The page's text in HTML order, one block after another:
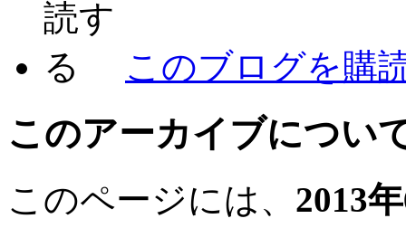
このブログを購
このアーカイブについ
このページには、 2013